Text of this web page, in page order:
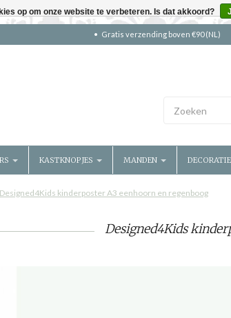
Gratis verzending boven €90 (NL)
KASTKNOPJES MANDEN DECORATIE
Designed4Kids kinderposter A3 eenhoorn en regenboog
Designed4Kids
op om onze website te verbeteren. Is dat akkoord?